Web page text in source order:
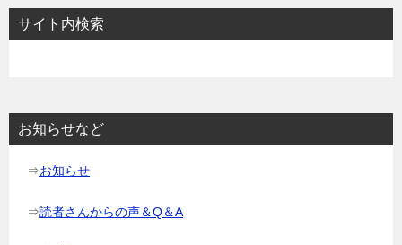
ビ
ゲ
ョ
サイト内検索
お知らせなど
⇒お知らせ
⇒読者さんからの声＆Q＆A